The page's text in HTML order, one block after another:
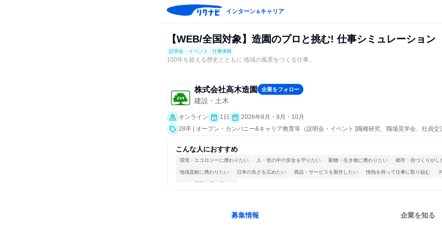
インターン＆キャリア
【WEB/全国対象】造園のプロと挑む! 仕事シミュレーション
説明会・イベント 仕事体験
100年を超える歴史とともに 地域の風景をつくる仕事。
株式会社高木造園 企業をフォロー
建設・土木
オンライン 1日
2026年8月・9月・10月
28卒 | オープン・カンパニー&キャリア教育等（説明会・イベント [職種研究、職場見学会、社員交
こんな人におすすめ
環境・エコロジーに携わりたい 人・世の中の安全を守りたい 動物・生き物に携わりたい 都市・街づくりがし
地域貢献に携わりたい 日本の良さを広めたい 商品・サービスを製作したい 情熱を持って仕事に取り組む
一つの専門分野を極める
募集情報 企業を知る